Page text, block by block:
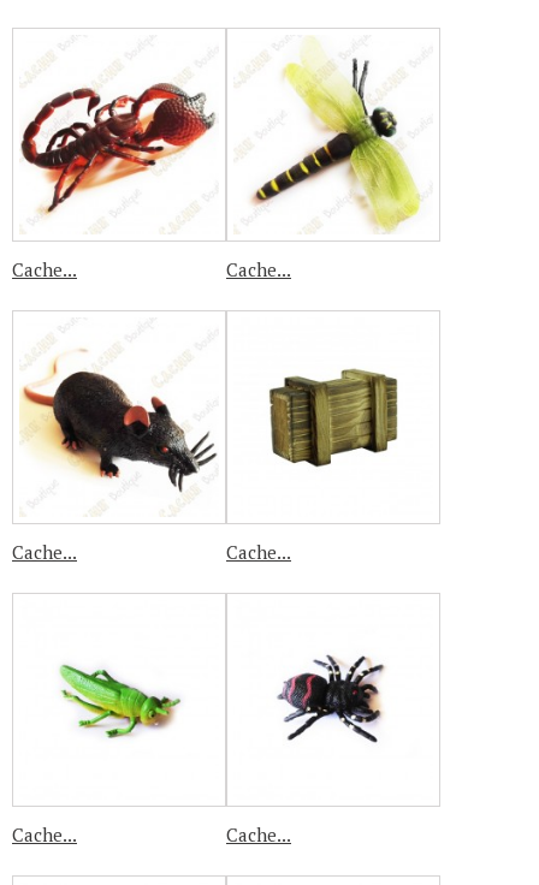
Cache... Cache...
Cache... Cache...
Cache... Cache...